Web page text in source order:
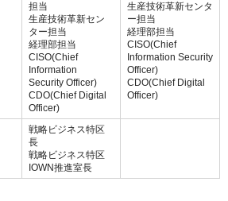
担当
生産技術革新セン
ター担当
経理部担当
CISO(Chief
Information
Security Officer)
CDO(Chief Digital
Officer)
生産技術革新センタ
ー担当
経理部担当
CISO(Chief
Information Security
Officer)
CDO(Chief Digital
Officer)
戦略ビジネス特区
長
戦略ビジネス特区
IOWN推進室長